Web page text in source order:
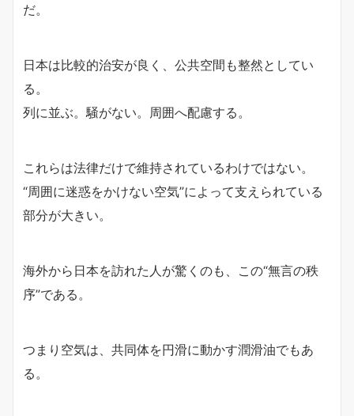
だ。
日本は比較的治安が良く、公共空間も整然としてい
る。
列に並ぶ。騒がない。周囲へ配慮する。
これらは法律だけで維持されているわけではない。
“周囲に迷惑をかけない空気”によって支えられている
部分が大きい。
海外から日本を訪れた人が驚くのも、この“無言の秩
序”である。
つまり空気は、共同体を円滑に動かす潤滑油でもあ
る。